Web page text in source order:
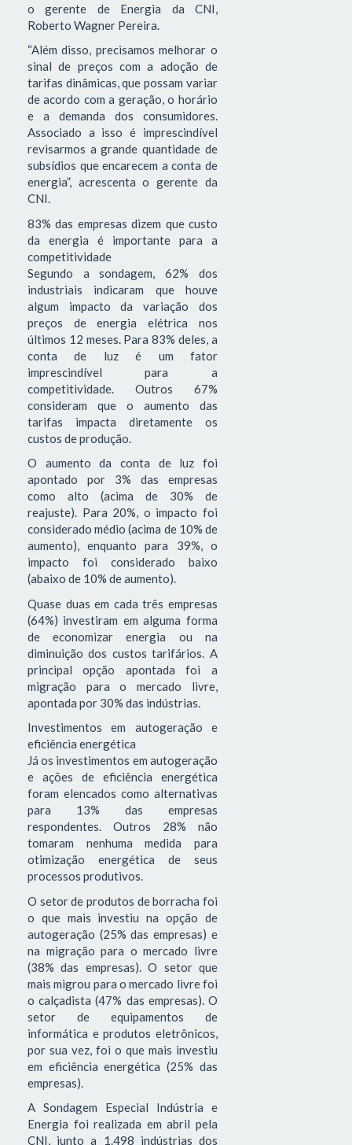
o gerente de Energia da CNI,
Roberto Wagner Pereira.
“Além disso, precisamos melhorar o
sinal de preços com a adoção de
tarifas dinâmicas, que possam variar
de acordo com a geração, o horário
e a demanda dos consumidores.
Associado a isso é imprescindível
revisarmos a grande quantidade de
subsídios que encarecem a conta de
energia”, acrescenta o gerente da
CNI.
83% das empresas dizem que custo
da energia é importante para a
competitividade
Segundo a sondagem, 62% dos
industriais indicaram que houve
algum impacto da variação dos
preços de energia elétrica nos
últimos 12 meses. Para 83% deles, a
conta de luz é um fator
imprescindível para a
competitividade. Outros 67%
consideram que o aumento das
tarifas impacta diretamente os
custos de produção.
O aumento da conta de luz foi
apontado por 3% das empresas
como alto (acima de 30% de
reajuste). Para 20%, o impacto foi
considerado médio (acima de 10% de
aumento), enquanto para 39%, o
impacto foi considerado baixo
(abaixo de 10% de aumento).
Quase duas em cada três empresas
(64%) investiram em alguma forma
de economizar energia ou na
diminuição dos custos tarifários. A
principal opção apontada foi a
migração para o mercado livre,
apontada por 30% das indústrias.
Investimentos em autogeração e
eficiência energética
Já os investimentos em autogeração
e ações de eficiência energética
foram elencados como alternativas
para 13% das empresas
respondentes. Outros 28% não
tomaram nenhuma medida para
otimização energética de seus
processos produtivos.
O setor de produtos de borracha foi
o que mais investiu na opção de
autogeração (25% das empresas) e
na migração para o mercado livre
(38% das empresas). O setor que
mais migrou para o mercado livre foi
o calçadista (47% das empresas). O
setor de equipamentos de
informática e produtos eletrônicos,
por sua vez, foi o que mais investiu
em eficiência energética (25% das
empresas).
A Sondagem Especial Indústria e
Energia foi realizada em abril pela
CNI, junto a 1.498 indústrias dos